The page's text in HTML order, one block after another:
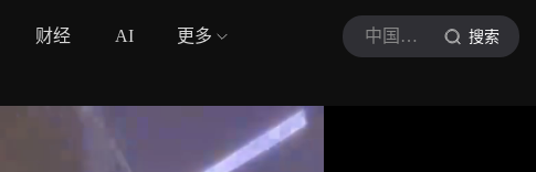
财经 AI 更多 中国蓝新闻 搜索